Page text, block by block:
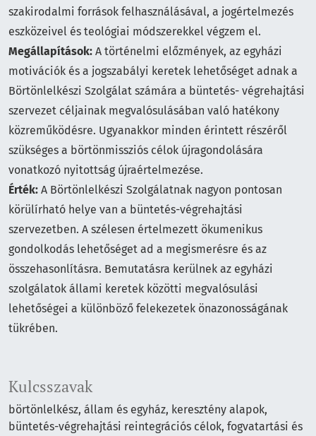
Kulcsszavak
börtönlelkész állam és egyház keresztény alapok
büntetés-végrehajtási reintegrációs célok fogvatartási és
szakirodalmi források felhasználásával, a jogértelmezés
eszközeivel és teológiai módszerekkel végzem el.
Megállapítások: A történelmi előzmények, az egyházi
motivációk és a jogszabályi keretek lehetőséget adnak a
Börtönlelkészi Szolgálat számára a büntetés- végrehajtási
szervezet céljainak megvalósulásában való hatékony
közreműködésre. Ugyanakkor minden érintett részéről
szükséges a börtönmissziós célok újragondolására
vonatkozó nyitottság újraértelmezése.
Érték: A Börtönlelkészi Szolgálatnak nagyon pontosan
körülírható helye van a büntetés-végrehajtási
szervezetben. A szélesen értelmezett ökumenikus
gondolkodás lehetőséget ad a megismerésre és az
összehasonlításra. Bemutatásra kerülnek az egyházi
szolgálatok állami keretek közötti megvalósulási
lehetőségei a különböző felekezetek önazonosságának
tükrében.